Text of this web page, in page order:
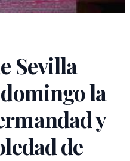
Sevilla
la
y
de